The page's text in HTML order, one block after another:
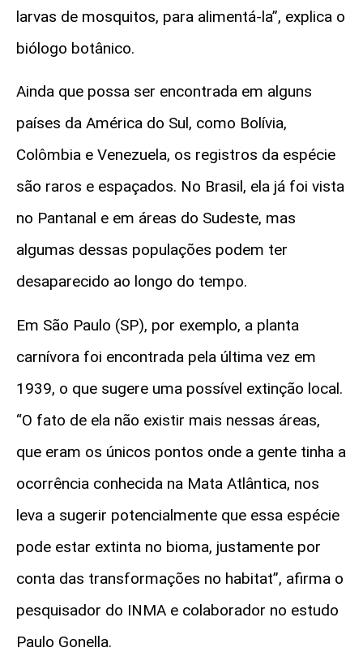
larvas de mosquitos, para alimentá-la”, explica o
biólogo botânico.
Ainda que possa ser encontrada em alguns
países da América do Sul, como Bolívia,
Colômbia e Venezuela, os registros da espécie
são raros e espaçados. No Brasil, ela já foi vista
no Pantanal e em áreas do Sudeste, mas
algumas dessas populações podem ter
desaparecido ao longo do tempo.
Em São Paulo (SP), por exemplo, a planta
carnívora foi encontrada pela última vez em
1939, o que sugere uma possível extinção local.
“O fato de ela não existir mais nessas áreas,
que eram os únicos pontos onde a gente tinha a
ocorrência conhecida na Mata Atlântica, nos
leva a sugerir potencialmente que essa espécie
pode estar extinta no bioma, justamente por
conta das transformações no habitat”, afirma o
pesquisador do INMA e colaborador no estudo
Paulo Gonella.